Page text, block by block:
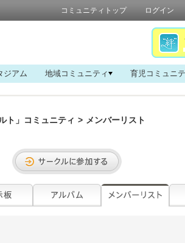
コミュニティトップ ログイン
ジアム 地域コミュニティ 育児コミュニ
ト」コミュニティ > メンバーリスト